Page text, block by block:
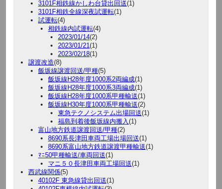
3101F相鉄線かしわ台貸出回送(1)
3101F相鉄全線深夜試運転(1)
試運転(4)
相鉄線内試運転(4)
2023/01/14(2)
2023/01/21 (1)
2023/02/18(1)
譲渡改造(8)
飯坂線譲渡回送/甲種(5)
飯坂線H28年度1000系2両編成(1)
飯坂線H28年度1000系3両編成(1)
飯坂線H28年度1000系甲種輸送(1)
飯坂線H30年度1000系甲種輸送(2)
東急テクノシステム出場回送(1)
福島到着後飯坂線内搬入 (1)
富山地方鉄道譲渡回送/甲種(2)
8690系長津田車両工場出場回送(1)
8690系富山地方鉄道譲渡甲種輸送(1)
ﾏﾆ50甲種輸送/車両回送(1)
マニ５０長津田車両工場回送(1)
西武線関係(5)
40102F 東急線貸出回送(1)